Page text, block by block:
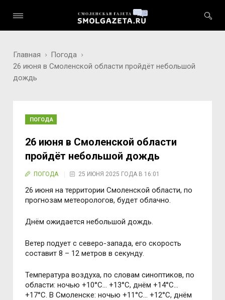
Главная
Погода
26 июня в Смоленской области пройдёт небольшой
дождь
ПОГОДА
26 июня в Смоленской области
пройдёт небольшой дождь
ПОГОДА 25 ИЮНЯ 2025 ГОДА В 16:01
26 июня на территории Смоленской области, по
прогнозам метеорологов, будет облачно.
Днём ожидается небольшой дождь.
Ветер подует с северо-запада, его скорость
составит 8 – 12 метров в секунду.
Температура воздуха, по словам синоптиков, по
области: ночью +10°C… +13°C, днём +14°C…
+17°C. В Смоленске: ночью +11°C… +12°C, днём